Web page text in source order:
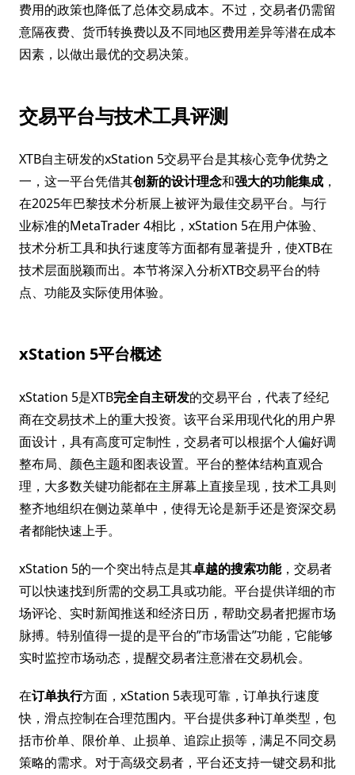
费用的政策也降低了总体交易成本。不过，交易者仍需留
意隔夜费、货币转换费以及不同地区费用差异等潜在成本
因素，以做出最优的交易决策。
交易平台与技术工具评测
XTB自主研发的xStation 5交易平台是其核心竞争优势之
一，这一平台凭借其创新的设计理念和强大的功能集成 ，
在2025年巴黎技术分析展上被评为最佳交易平台。与行
业标准的MetaTrader 4相比，xStation 5在用户体验、
技术分析工具和执行速度等方面都有显著提升，使XTB在
技术层面脱颖而出。本节将深入分析XTB交易平台的特
点、功能及实际使用体验。
xStation 5平台概述
xStation 5是XTB完全自主研发的交易平台，代表了经纪
商在交易技术上的重大投资。该平台采用现代化的用户界
面设计，具有高度可定制性，交易者可以根据个人偏好调
整布局、颜色主题和图表设置。平台的整体结构直观合
理，大多数关键功能都在主屏幕上直接呈现，技术工具则
整齐地组织在侧边菜单中，使得无论是新手还是资深交易
者都能快速上手。
xStation 5的一个突出特点是其卓越的搜索功能，交易者
可以快速找到所需的交易工具或功能。平台提供详细的市
场评论、实时新闻推送和经济日历，帮助交易者把握市场
脉搏。特别值得一提的是平台的”市场雷达”功能，它能够
实时监控市场动态，提醒交易者注意潜在交易机会。
在订单执行方面，xStation 5表现可靠，订单执行速度
快，滑点控制在合理范围内。平台提供多种订单类型，包
括市价单、限价单、止损单、追踪止损等，满足不同交易
策略的需求。对于高级交易者，平台还支持一键交易和批